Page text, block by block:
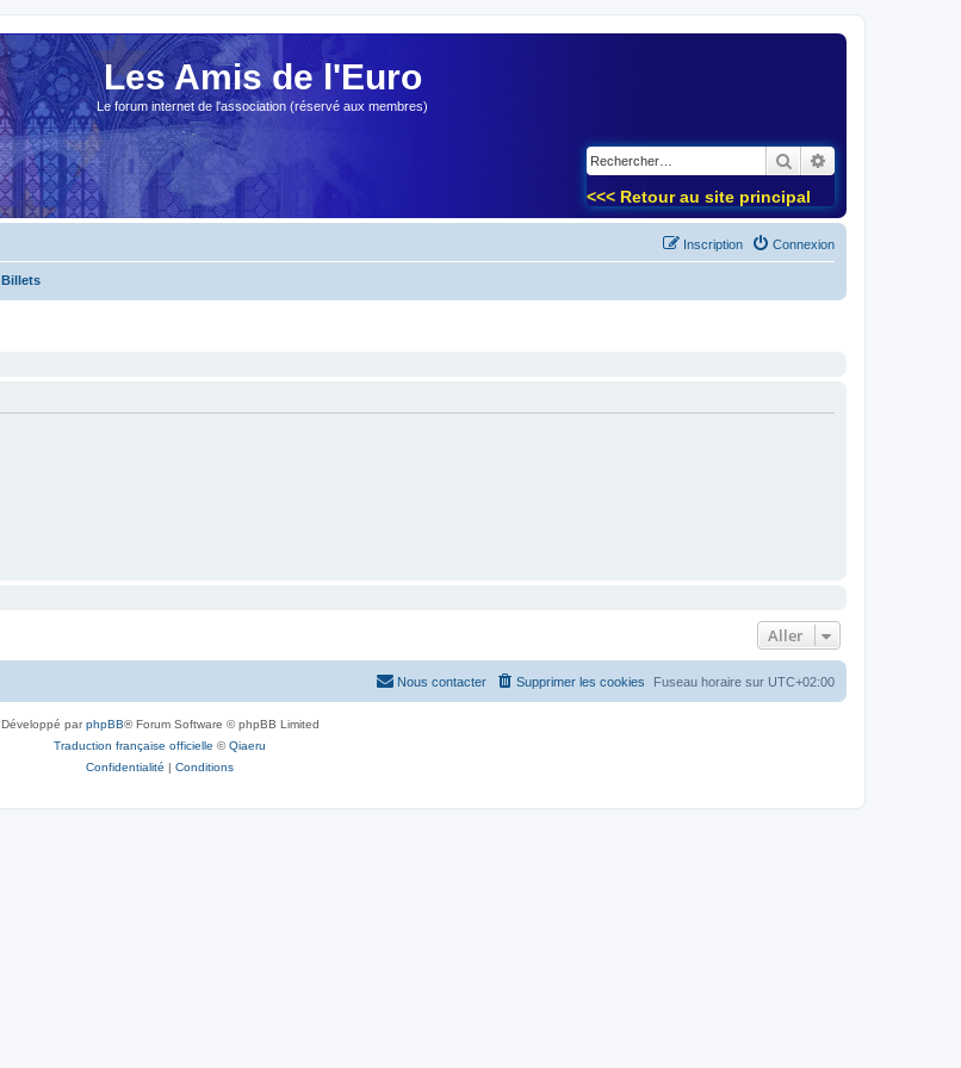
Les Amis de l'Euro
Le forum internet de l'association (réservé aux membres)
Rechercher
<<< Retour au site principal
Connexion
Inscription
Billets
Aller
Fuseau horaire sur UTC+02:00
Supprimer les cookies
Nous contacter
Développé parphpBB® Forum Software © phpBB Limited
Traduction française officielle ©Qiaeru
Confidentialité | Conditions